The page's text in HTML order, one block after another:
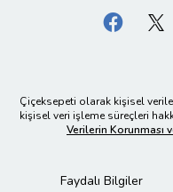
Çiçeksepeti olarak kişisel
kişisel veri işleme süreçleri
Verilerin Korunması
Faydalı Bilgiler